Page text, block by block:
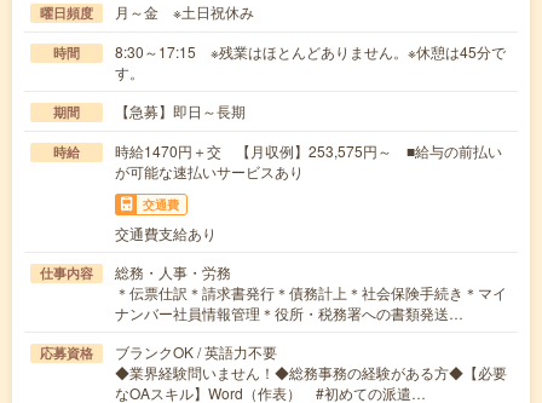
曜日頻度 月～金 ※土日祝休み
時間
8:30～17:15 ※残業はほとんどありません。※休憩は45分で
す。
期間 【急募】即日～長期
時給
時給1470円＋交 【月収例】253,575円～ ■給与の前払い
が可能な速払いサービスあり
交通費
交通費支給あり
仕事内容
総務・人事・労務
＊伝票仕訳＊請求書発行＊債務計上＊社会保険手続き＊マイ
ナンバー社員情報管理＊役所・税務署への書類発送…
応募資格
ブランクOK / 英語力不要
◆業界経験問いません！◆総務事務の経験がある方◆【必要
なOAスキル】Word（作表） #初めての派遣…